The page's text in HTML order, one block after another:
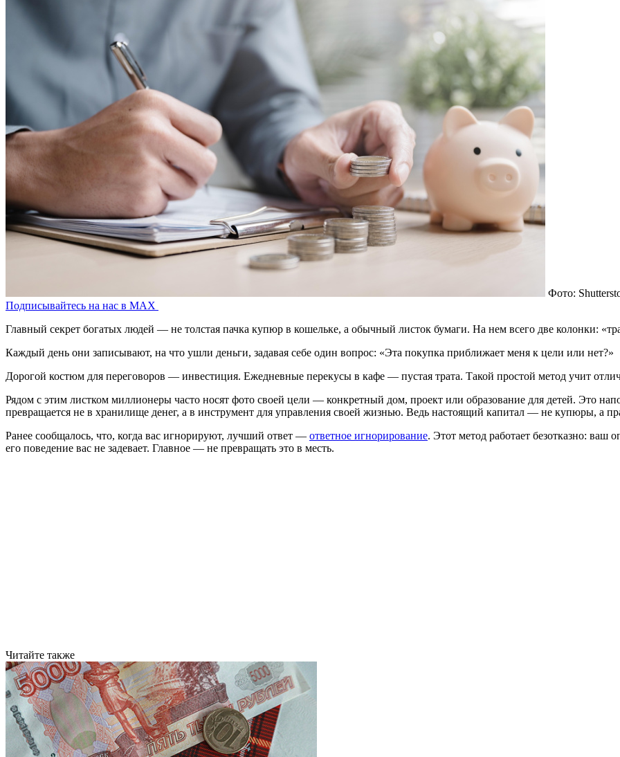
Фото:
Подписывайтесь на нас в MAX
Главный секрет богатых людей — не толстая пачка купюр в кошельке, а обычный листок бумаги. На нем всего две колонки:
Каждый день они записывают, на что ушли деньги, задавая себе один вопрос: «Эта покупка приближает меня к цели или нет?»
Дорогой костюм для переговоров — инвестиция. Ежедневные перекусы в кафе — пустая трата. Такой простой метод учит
Рядом с этим листком миллионеры часто носят фото своей цели — конкретный дом, проект или образование для детей. Это
превращается не в хранилище денег, а в инструмент для управления своей жизнью. Ведь настоящий капитал — не купюры, а
Ранее сообщалось, что, когда вас игнорируют, лучший ответ — ответное игнорирование. Этот метод работает безотказно: ваш
его поведение вас не задевает. Главное — не превращать это в месть.
Читайте также